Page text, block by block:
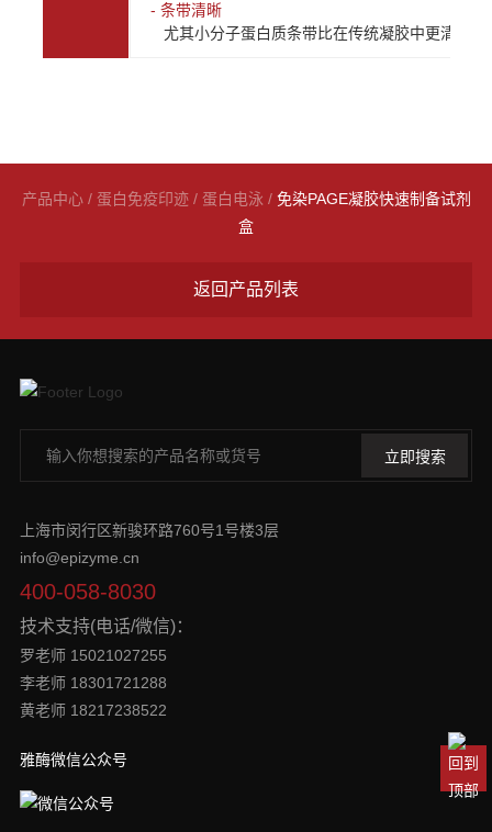
- 条带清晰
尤其小分子蛋白质条带比在传统凝胶中更清晰
产品中心/ 蛋白免疫印迹/ 蛋白电泳 / 免染PAGE凝胶快速制备试剂
盒
返回产品列表
上海市闵行区新骏环路760号1号楼3层
info@epizyme.cn
400-058-8030
技术支持(电话/微信)：
罗老师 15021027255
李老师 18301721288
黄老师 18217238522
雅酶微信公众号